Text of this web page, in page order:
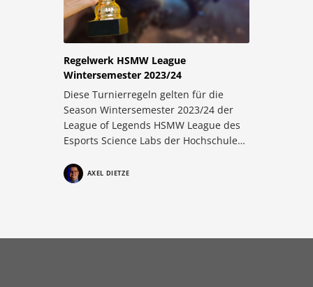
Regelwerk HSMW League
Wintersemester 2023/24
Diese Turnierregeln gelten für die
Season Wintersemester 2023/24 der
League of Legends HSMW League des
Esports Science Labs der Hochschule…
AXEL DIETZE